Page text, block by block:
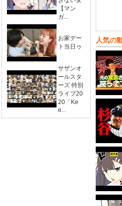
【マン
ガ...
お家デー
ト当日ゥ
サザンオ
ールスタ
ーズ 特別
ライブ20
20「Ke
e...
人気の